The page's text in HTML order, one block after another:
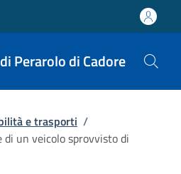
Perarolo di Cadore
e trasporti /
di un veicolo sprovvisto di